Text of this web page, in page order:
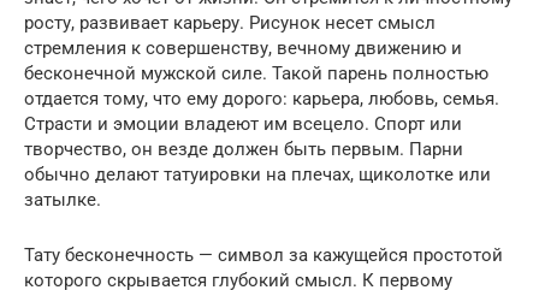
росту, развивает карьеру. Рисунок несет смысл
стремления к совершенству, вечному движению и
бесконечной мужской силе. Такой парень полностью
отдается тому, что ему дорого: карьера, любовь, семья.
Страсти и эмоции владеют им всецело. Спорт или
творчество, он везде должен быть первым. Парни
обычно делают татуировки на плечах, щиколотке или
затылке.
Тату бесконечность — символ за кажущейся простотой
которого скрывается глубокий смысл. К первому